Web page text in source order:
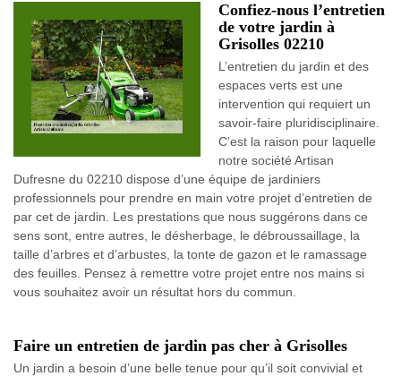
Confiez-nous l’entretien
de votre jardin à
Grisolles 02210
L’entretien du jardin et des
espaces verts est une
intervention qui requiert un
savoir-faire pluridisciplinaire.
C’est la raison pour laquelle
notre société Artisan
Dufresne du 02210 dispose d’une équipe de jardiniers
professionnels pour prendre en main votre projet d’entretien de
par cet de jardin. Les prestations que nous suggérons dans ce
sens sont, entre autres, le désherbage, le débroussaillage, la
taille d’arbres et d’arbustes, la tonte de gazon et le ramassage
des feuilles. Pensez à remettre votre projet entre nos mains si
vous souhaitez avoir un résultat hors du commun.
Faire un entretien de jardin pas cher à Grisolles
Un jardin a besoin d’une belle tenue pour qu’il soit convivial et